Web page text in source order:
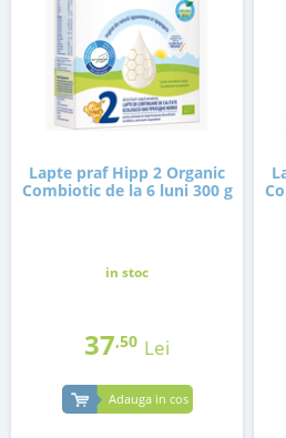
Lapte praf Hipp 2 Organic
Combiotic de la 6 luni 300 g
in stoc
37,50 Lei
Adauga in cos